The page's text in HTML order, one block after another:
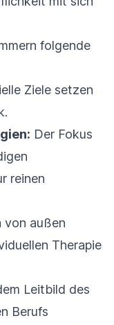
folgende
Ziele setzen
Der Fokus
reinen
von außen
Therapie
Leitbild des
Berufs